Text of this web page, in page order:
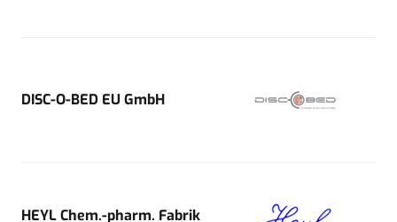
DISC-O-BED EU GmbH
HEYL Chem.-pharm. Fabrik